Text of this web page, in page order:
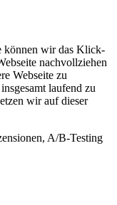
können wir das Klick-
nachvollziehen
Webseite zu
laufend zu
wir auf dieser
A/B-Testing